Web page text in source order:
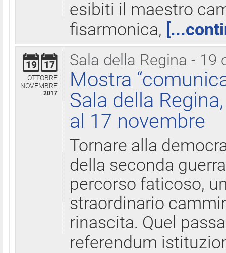
esibiti il maestro
fisarmonica,
Sala della Regina - 19
19 17
OTTOBRE
NOVEMBRE
2017
Mostra
Sala della
al 17 novembre
Tornare alla
della seconda
percorso faticoso,
straordinario
rinascita. Quel
referendum